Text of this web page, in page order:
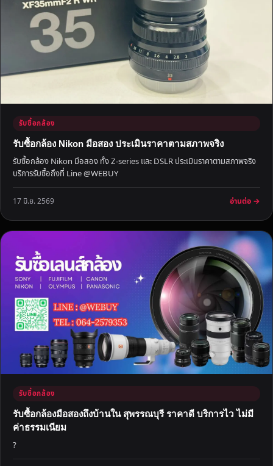
รับซื้อกล้อง
รับซื้อกล้อง Nikon มือสอง ประเมินราคาตามสภาพจริง
รับซื้อกล้อง Nikon มือสอง ทั้ง Z-series และ DSLR ประเมินราคาตามสภาพจริง
บริการรับซื้อถึงที่ Line @WEBUY
17 มิ.ย. 2569 อ่านต่อ →
รับซื้อกล้อง
รับซื้อกล้องมือสองถึงบ้านใน สุพรรณบุรี ราคาดี บริการไว ไม่มี
ค่าธรรมเนียม
?